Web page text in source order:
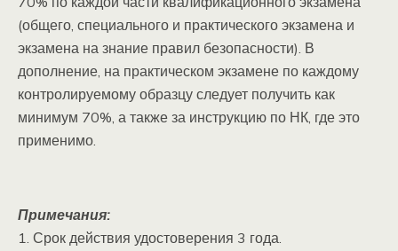
(общего, специального и практического экзамена и
экзамена на знание правил безопасности). В
дополнение, на практическом экзамене по каждому
контролируемому образцу следует получить как
минимум 70%, а также за инструкцию по НК, где это
применимо.
Примечания:
1. Срок действия удостоверения 3 года.